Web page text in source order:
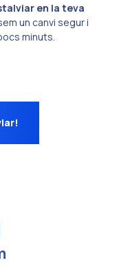
en la teva
un canvi segur i
minuts.